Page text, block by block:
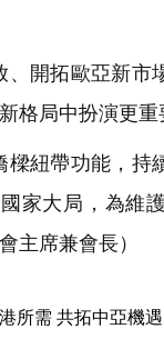
開拓歐亞新市
格局中扮演更重
紐帶功能，持
家大局，為維
主席兼會長）